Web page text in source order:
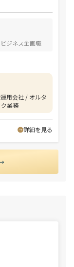
ジネス企画職
用会社 / オルタ
業務
詳細を見る